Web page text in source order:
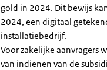
gold in 2024. Dit bewijs
2024, een digitaal
installatiebedrijf.
Voor zakelijke aanvragers
van indienen van de